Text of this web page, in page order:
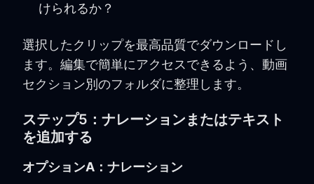
けられるか？
選択したクリップを最高品質でダウンロードし
ます。編集で簡単にアクセスできるよう、動画
セクション別のフォルダに整理します。
ステップ5：ナレーションまたはテキスト
を追加する
オプションA：ナレーション